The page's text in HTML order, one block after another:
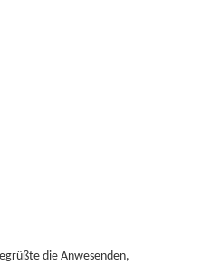
die Anwesenden,